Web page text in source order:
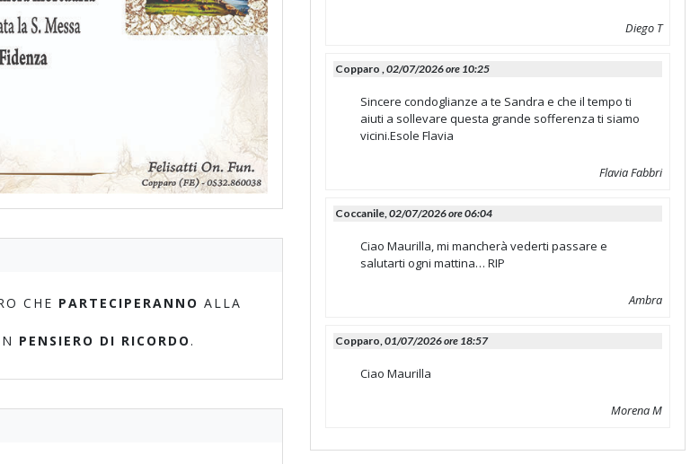
CHE PARTECIPERANNO ALLA
PENSIERO DI RICORDO .
Diego T
Copparo ,02/07/2026 ore 10:25
Sincere condoglianze a te Sandra e che il tempo ti
aiuti a sollevare questa grande sofferenza ti siamo
vicini.Esole Flavia
Flavia Fabbri
Coccanile,02/07/2026 ore 06:04
Ciao Maurilla, mi mancherà vederti passare e
salutarti ogni mattina… RIP
Ambra
Copparo,01/07/2026 ore 18:57
Ciao Maurilla
Morena M